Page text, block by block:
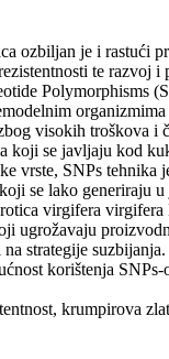
ozbiljan je i
te razvoj
Polymorphisms
visokih troškova
se javljaju kod
vrste, SNPs
se lako generiraju
virgifera
ugrožavaju
strategije
korištenja
krumpirova